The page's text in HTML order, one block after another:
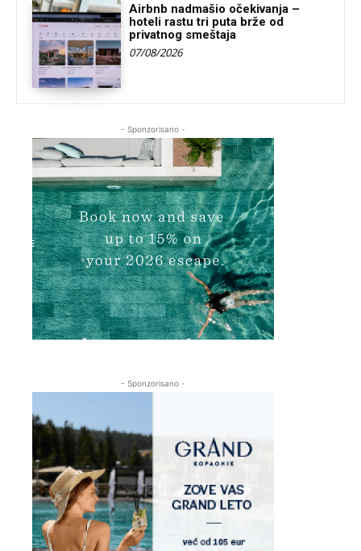
Airbnb nadmašio očekivanja –
hoteli rastu tri puta brže od
privatnog smeštaja
07/08/2026
- Sponzorisano -
- Sponzorisano -